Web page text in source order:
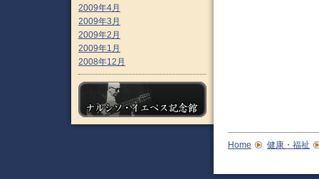
2009年4月
2009年3月
2009年2月
2009年1月
2008年12月
Home 健康・福祉